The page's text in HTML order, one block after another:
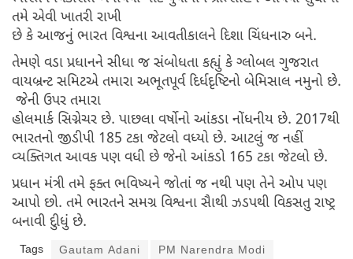
તમે એવી ખાતરી રાખી
છે કે આજનું ભારત વિશ્વના આવતીકાલને દિશા ચિંધનારુ બને.
તેમણે વડા પ્રધાનને સીધા જ સંબોધતા કહ્યું કે ગ્લોબલ ગુજરાત
વાયબ્રન્ટ સમિટએ તમારા અભૂતપૂર્વ દિર્ધદૃષ્ટિનો બેમિસાલ નમુનો છે.
જેની ઉપર તમારા
હોલમાર્ક સિગ્નેચર છે. પાછલા વર્ષોનો આંકડા નોંધનીય છે. 2017થી
ભારતનો જીડીપી 185 ટકા જેટલો વધ્યો છે. આટલું જ નહીં
વ્યક્તિગત આવક પણ વધી છે જેનો આંકડો 165 ટકા જેટલો છે.
પ્રધાન મંત્રી તમે ફક્ત ભવિષ્યને જોતાં જ નથી પણ તેને ઓપ પણ
આપો છો. તમે ભારતને સમગ્ર વિશ્વના સૈાથી ઝડપથી વિકસતુ રાષ્ટ્ર
બનાવી દુીધું છે.
Tags
Gautam Adani
PM Narendra Modi